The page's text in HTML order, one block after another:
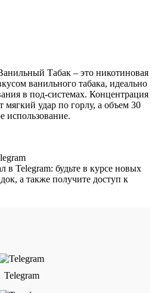
Табак – это никотиновая
ванильного табака, идеально
в под-системах. Концентрация
мягкий удар по горлу, а объем 30
использование.
Telegram: будьте в курсе новых
а также получите доступ к
Telegram